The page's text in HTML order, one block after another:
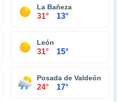
La Bañeza
31° 13°
León
31° 15°
Posada de Valdeón
24° 17°